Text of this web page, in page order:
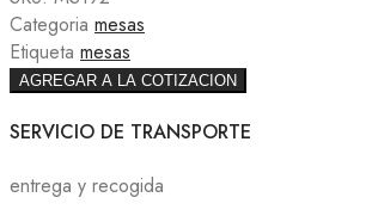
Categoria mesas
Etiqueta mesas
AGREGAR A LA COTIZACION
SERVICIO DE TRANSPORTE
entrega y recogida